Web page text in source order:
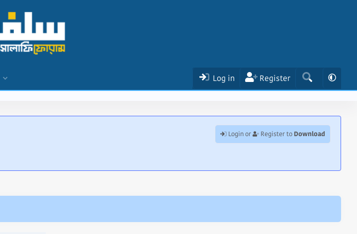
Log in Register
Login or Register to Download